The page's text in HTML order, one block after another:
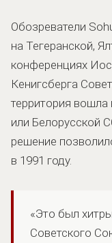
Обозреватели
на Тегеранской,
конференциях
Кенигсберга
территория
или Белорусской
решение
в 1991 году.
«Это был
Советского